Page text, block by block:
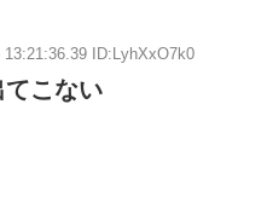
13:21:36.39 ID:LyhXxO7k0
てこない